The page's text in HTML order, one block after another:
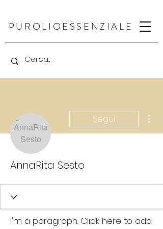
PUR OLIOESSENZIALE
Segui
AnnaRita Sesto
I'm a paragraph. Click here to add